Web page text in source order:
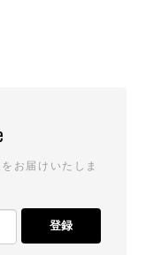
お届けいたしま
登録